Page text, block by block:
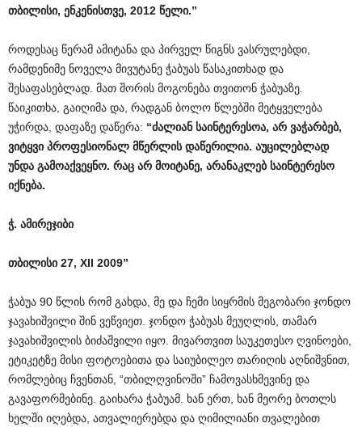
თბილისი, ენკენისთვე, 2012 წელი.”
როდესაც წერამ ამიტანა და პირველ წიგნს ვასრულებდი,
რამდენიმე ნოველა მივუტანე ჭაბუას წასაკითხად და
შესაფასებლად. მათ შორის მოგონება თვითონ ჭაბუაზე.
წაიკითხა, გაიღიმა და, რადგან ბოლო წლებში მეტყველება
უჭირდა, დაფაზე დაწერა: “ძალიან საინტერესოა, არ ვაჭარბებ,
ვიტყვი პროფესიონალ მწერლის დაწერილია. აუცილებლად
უნდა გამოაქვეყნო. რაც არ მოიტანე, არანაკლებ საინტერესო
იქნება.
ჭ. ამირეჯიბი
თბილისი 27, XII 2009”
ჭაბუა 90 წლის რომ გახდა, მე და ჩემი სიყრმის მეგობარი ჯონდო
ჯავახიშვილი შინ ვეწვიეთ. ჯონდო ჭაბუას მეუღლის, თამარ
ჯავახიშვილის ბიძაშვილი იყო. მივართვით საუკეთესო ღვინოები,
ეტიკეტზე მისი ფოტოებითა და საიუბილეო თარიღის აღნიშვნით,
რომლებიც ჩვენთან, “თბილღვინოში” ჩამოვასხმევინე და
გავაფორმებინე. გაიხარა ჭაბუამ. ხან ერთ, ხან მეორე ბოთლს
ხელში იღებდა, ათვალიერებდა და ღიმილიანი თვალებით